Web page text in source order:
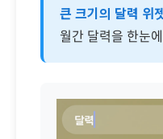
큰 크기의 달력 위
월간 달력을 한눈